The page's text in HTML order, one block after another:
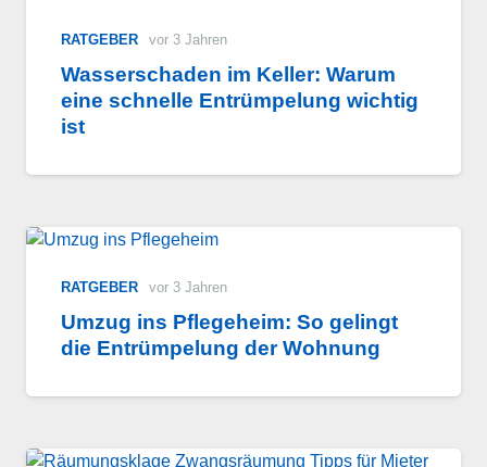
RATGEBER vor 3 Jahren
Wasserschaden im Keller: Warum
eine schnelle Entrümpelung wichtig
ist
RATGEBER vor 3 Jahren
Umzug ins Pflegeheim: So gelingt
die Entrümpelung der Wohnung